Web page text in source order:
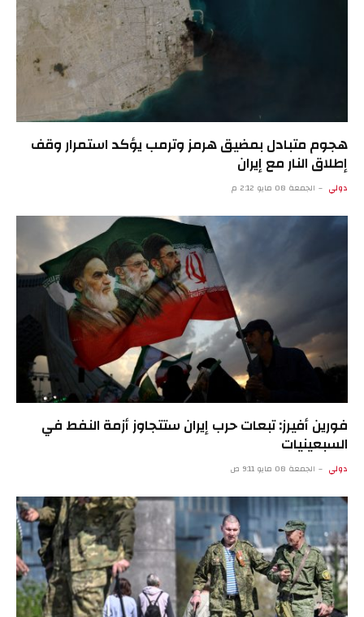
هجوم متبادل بمضيق هرمز وترمب يؤكد استمرار وقف
إطلاق النار مع إيران
دولي الجمعة 08 مايو 2:12 م
فورين أفيرز: تبعات حرب إيران ستتجاوز أزمة النفط في
السبعينيات
دولي الجمعة 08 مايو 9:11 ص